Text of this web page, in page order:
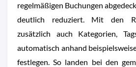
regelmäßigen Buchungen
deutlich reduziert. Mit den
zusätzlich auch Kategorien,
automatisch anhand
festlegen. So landen bei den